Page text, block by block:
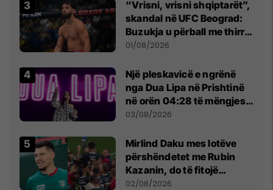
“Vrisni, vrisni shqiptarët”,
skandal në UFC Beograd:
Buzukja u përball me thirrje
anti-shqiptare nga
01/08/2026
Një pleskavicë e ngrënë
nga Dua Lipa në Prishtinë
në orën 04:28 të mëngjesit
- dhe bota digjitale serbe
03/08/2026
Mirlind Daku mes lotëve
përshëndetet me Rubin
Kazanin, do të fitojë
miliona te Spartak Moska
02/08/2026